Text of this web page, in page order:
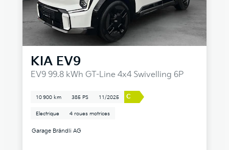
KIA EV9
EV9 99.8 kWh GT-Line 4x4 Swivelling 6P
10 900 km 385 PS 11/2025 C
Electrique 4 roues motrices
Garage Brändli AG